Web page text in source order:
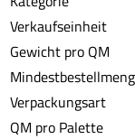
Verkaufseinheit
Gewicht pro QM
Verpackungsart
QM pro Palette